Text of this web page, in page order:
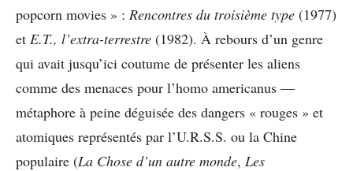
popcorn movies » : Rencontres du troisième type (1977)
et E.T., l’extra-terrestre (1982). À rebours d’un genre
qui avait jusqu’ici coutume de présenter les aliens
comme des menaces pour l’homo americanus —
métaphore à peine déguisée des dangers « rouges » et
atomiques représentés par l’U.R.S.S. ou la Chine
populaire (La Chose d’un autre monde, Les